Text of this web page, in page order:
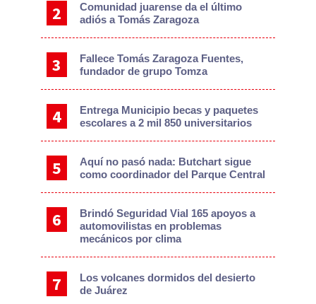
Comunidad juarense da el último
adiós a Tomás Zaragoza
Fallece Tomás Zaragoza Fuentes,
fundador de grupo Tomza
Entrega Municipio becas y paquetes
escolares a 2 mil 850 universitarios
Aquí no pasó nada: Butchart sigue
como coordinador del Parque Central
Brindó Seguridad Vial 165 apoyos a
automovilistas en problemas
mecánicos por clima
Los volcanes dormidos del desierto
de Juárez